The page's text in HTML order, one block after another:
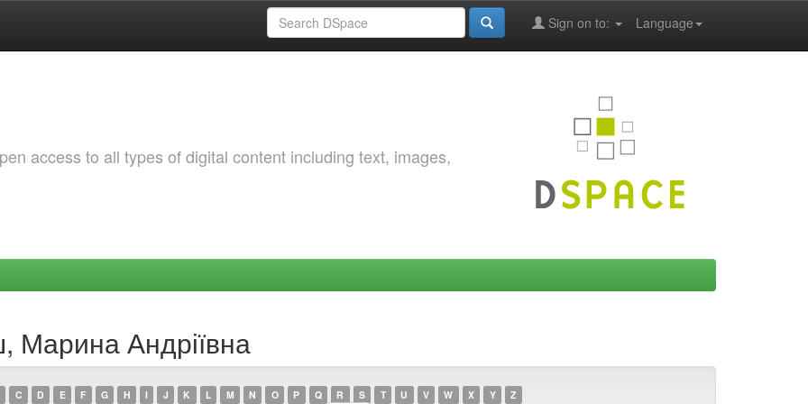
Language
Sign on to:
access to all types of digital content including text, images,
Марина Андріївна
C D E F G H I J K L M N O P Q R S T U V W X Y Z